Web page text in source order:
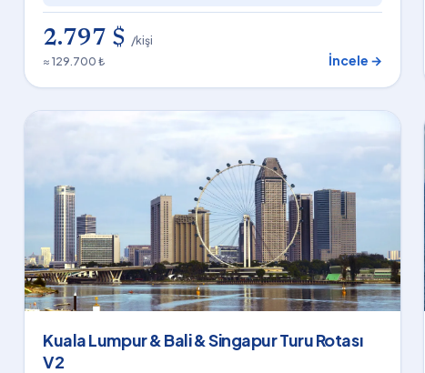
2.797 $ /kişi
≈ 129.700 ₺
İncele →
Kuala Lumpur & Bali & Singapur Turu Rotası
V2